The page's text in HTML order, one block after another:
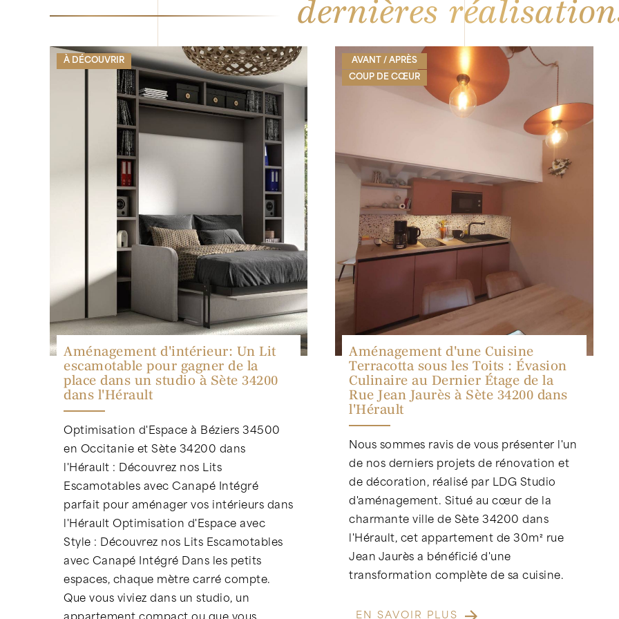
dernières
À DÉCOUVRIR
Aménagement d'intérieur: Un Lit
escamotable pour gagner de la
place dans un studio à Sète 34200
dans l'Hérault
Optimisation d'Espace à Béziers 34500
en Occitanie et Sète 34200 dans
l'Hérault : Découvrez nos Lits
Escamotables avec Canapé Intégré
parfait pour aménager vos intérieurs dans
l'Hérault Optimisation d'Espace avec
Style : Découvrez nos Lits Escamotables
avec Canapé Intégré Dans les petits
espaces, chaque mètre carré compte.
Que vous viviez dans un studio, un
AVANT / APRÈS
COUP DE CŒUR
Aménagement d'une Cuisine
Terracotta sous les Toits : Évasion
Culinaire au Dernier Étage de la
Rue Jean Jaurès à Sète 34200 dans
l'Hérault
Nous sommes ravis de vous présenter l'un
de nos derniers projets de rénovation et
de décoration, réalisé par LDG Studio
d'aménagement. Situé au cœur de la
charmante ville de Sète 34200 dans
l'Hérault, cet appartement de 30m² rue
Jean Jaurès a bénéficié d'une
transformation complète de sa cuisine.
EN SAVOIR PLUS